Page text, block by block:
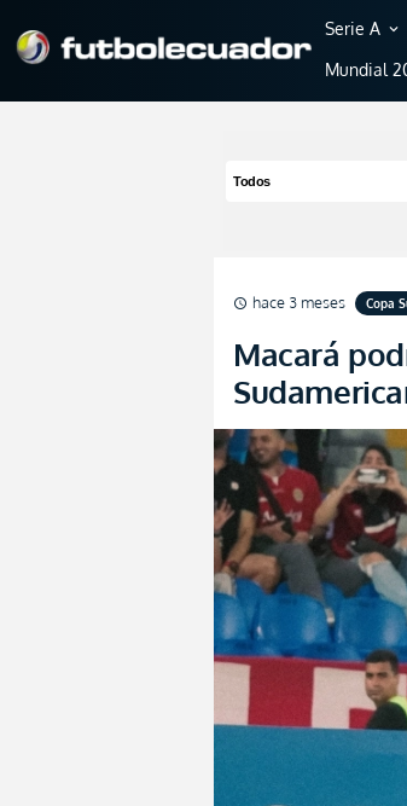
Serie A expand_more
Mundial
schedule hace 3 meses Copa
Macará